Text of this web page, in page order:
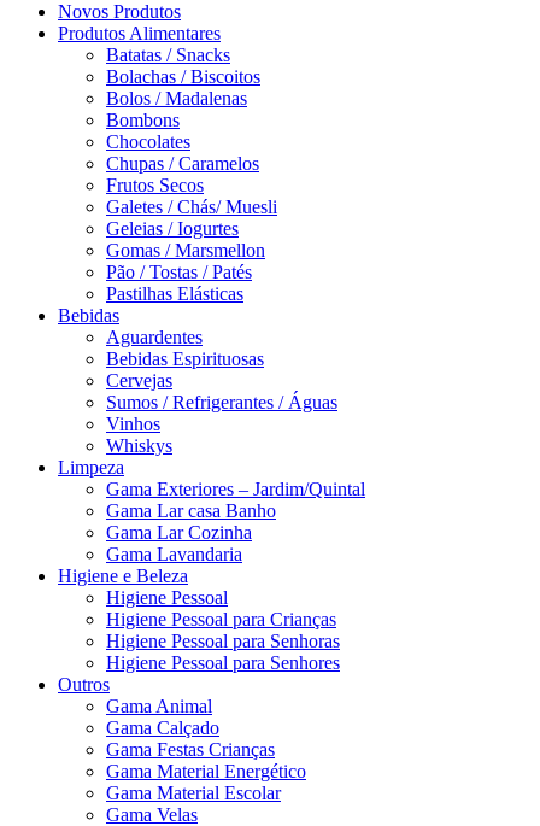
Novos Produtos
Produtos Alimentares
Batatas / Snacks
Bolachas / Biscoitos
Bolos / Madalenas
Bombons
Chocolates
Chupas / Caramelos
Frutos Secos
Galetes / Chás/ Muesli
Geleias / Iogurtes
Gomas / Marsmellon
Pão / Tostas / Patés
Pastilhas Elásticas
Bebidas
Aguardentes
Bebidas Espirituosas
Cervejas
Sumos / Refrigerantes / Águas
Vinhos
Whiskys
Limpeza
Gama Exteriores – Jardim/Quintal
Gama Lar casa Banho
Gama Lar Cozinha
Gama Lavandaria
Higiene e Beleza
Higiene Pessoal
Higiene Pessoal para Crianças
Higiene Pessoal para Senhoras
Higiene Pessoal para Senhores
Outros
Gama Animal
Gama Calçado
Gama Festas Crianças
Gama Material Energético
Gama Material Escolar
Gama Velas